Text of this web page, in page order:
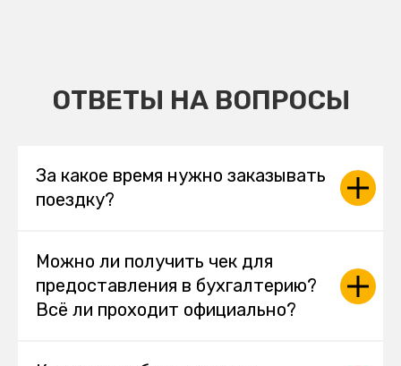
ОТВЕТЫ НА ВОПРОСЫ
За какое время нужно заказывать
поездку?
Можно ли получить чек для
предоставления в бухгалтерию?
Всё ли проходит официально?